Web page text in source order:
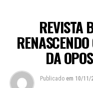
REVISTA
DA
Publicado em 10/11/